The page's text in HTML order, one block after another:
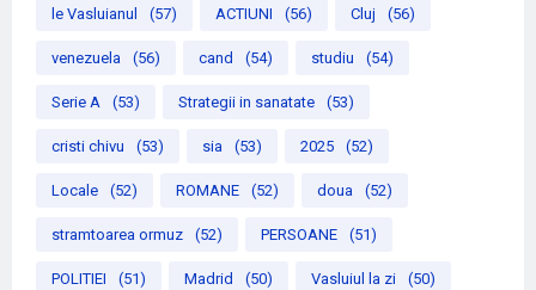
le Vasluianul (57) ACTIUNI (56) Cluj (56)
venezuela (56) cand (54) studiu (54)
Serie A (53) Strategii in sanatate (53)
cristi chivu (53) sia (53) 2025 (52)
Locale (52) ROMANE (52) doua (52)
stramtoarea ormuz (52) PERSOANE (51)
POLITIEI (51) Madrid (50) Vasluiul la zi (50)